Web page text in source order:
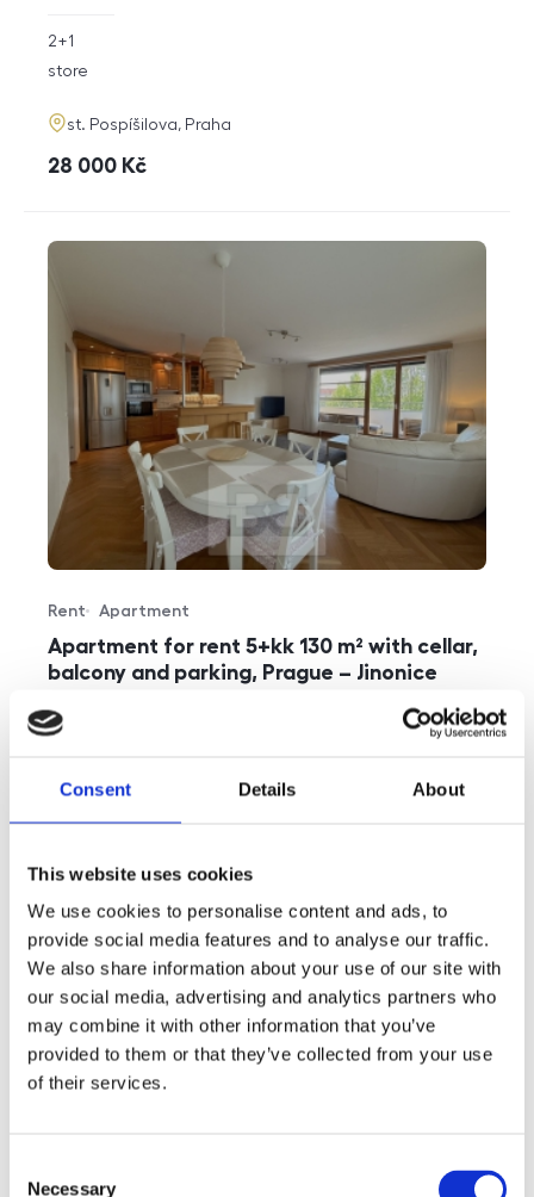
Consent Details About
This website uses cookies
We use cookies to personalise content and ads, to
provide social media features and to analyse our traffic.
We also share information about your use of our site with
our social media, advertising and analytics partners who
may combine it with other information that you’ve
provided to them or that they’ve collected from your use
of their services.
Necessary
rozměry
2+1
funkce
store
adresa
st. Pospíšilova, Praha
cena
28 000 Kč
Apartment for rent 5+kk 130 m² with cellar,
balcony and parking, Prague – Jinonice
Offer type
Rent
Property type
Apartment
rozměry
disposition
5+kk